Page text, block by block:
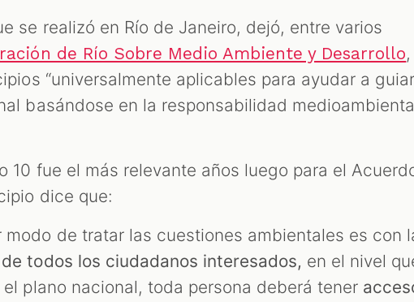
se realizó en Río de Janeiro, dejó, entre varios
de Río Sobre Medio Ambiente y Desarrollo,
“universalmente aplicables para ayudar a guiar
basándose en la responsabilidad
10 fue el más relevante años luego para el
dice que:
modo de tratar las cuestiones ambientales es con
todos los ciudadanos interesados, en el nivel
plano nacional, toda persona deberá tener